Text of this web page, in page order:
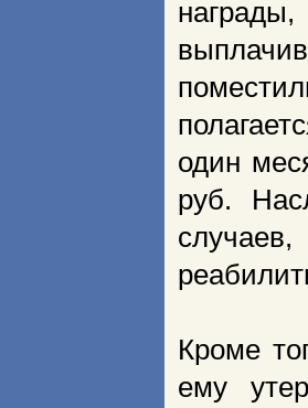
один
руб.
Кроме
ему